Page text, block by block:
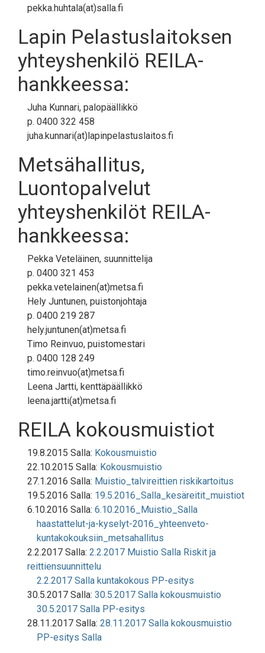
pekka.huhtala(at)salla.fi
Lapin Pelastuslaitoksen
yhteyshenkilö REILA-
hankkeessa:
Juha Kunnari, palopäällikkö
p. 0400 322 458
juha.kunnari(at)lapinpelastuslaitos.fi
Metsähallitus,
Luontopalvelut
yhteyshenkilöt REILA-
hankkeessa:
Pekka Veteläinen, suunnittelija
p. 0400 321 453
pekka.vetelainen(at)metsa.fi
Hely Juntunen, puistonjohtaja
p. 0400 219 287
hely.juntunen(at)metsa.fi
Timo Reinvuo, puistomestari
p. 0400 128 249
timo.reinvuo(at)metsa.fi
Leena Jartti, kenttäpäällikkö
leena.jartti(at)metsa.fi
REILA kokousmuistiot
19.8.2015 Salla: Kokousmuistio
22.10.2015 Salla: Kokousmuistio
27.1.2016 Salla: Muistio_talvireittien riskikartoitus
19.5.2016 Salla: 19.5.2016_Salla_kesäreitit_muistiot
6.10.2016 Salla: 6.10.2016_Muistio_Salla
haastattelut-ja-kyselyt-2016_yhteenveto-
kuntakokouksiin_metsahallitus
2.2.2017 Salla: 2.2.2017 Muistio Salla Riskit ja
reittiensuunnittelu
2.2.2017 Salla kuntakokous PP-esitys
30.5.2017 Salla: 30.5.2017 Salla kokousmuistio
30.5.2017 Salla PP-esitys
28.11.2017 Salla: 28.11.2017 Salla kokousmuistio
PP-esitys Salla